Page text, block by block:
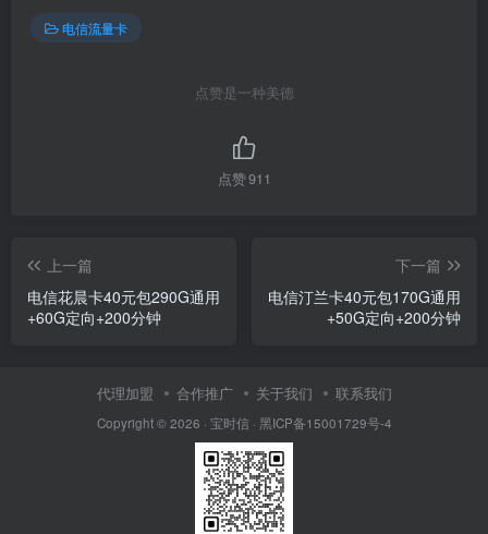
电信流量卡
点赞是一种美德
点赞911
上一篇
电信花晨卡40元包290G通用
+60G定向+200分钟
下一篇
电信汀兰卡40元包170G通用
+50G定向+200分钟
代理加盟 合作推广 关于我们 联系我们
Copyright © 2026 · 宝时信· 黑ICP备15001729号-4